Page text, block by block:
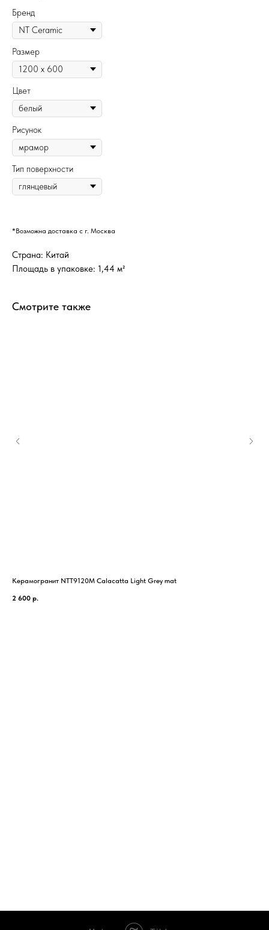
Бренд
Размер
Цвет
Рисунок
Тип поверхности
*Возможна доставка с г. Москва
Страна: Китай
Площадь в упаковке: 1,44 м²
Смотрите также
Керамогранит NTT9120M Calacatta Light Grey mat
2 600 р.